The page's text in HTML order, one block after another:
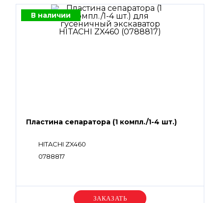
В наличии
Пластина сепаратора (1 компл./1-4 шт.)
HITACHI ZX460
0788817
Уточняйте цену